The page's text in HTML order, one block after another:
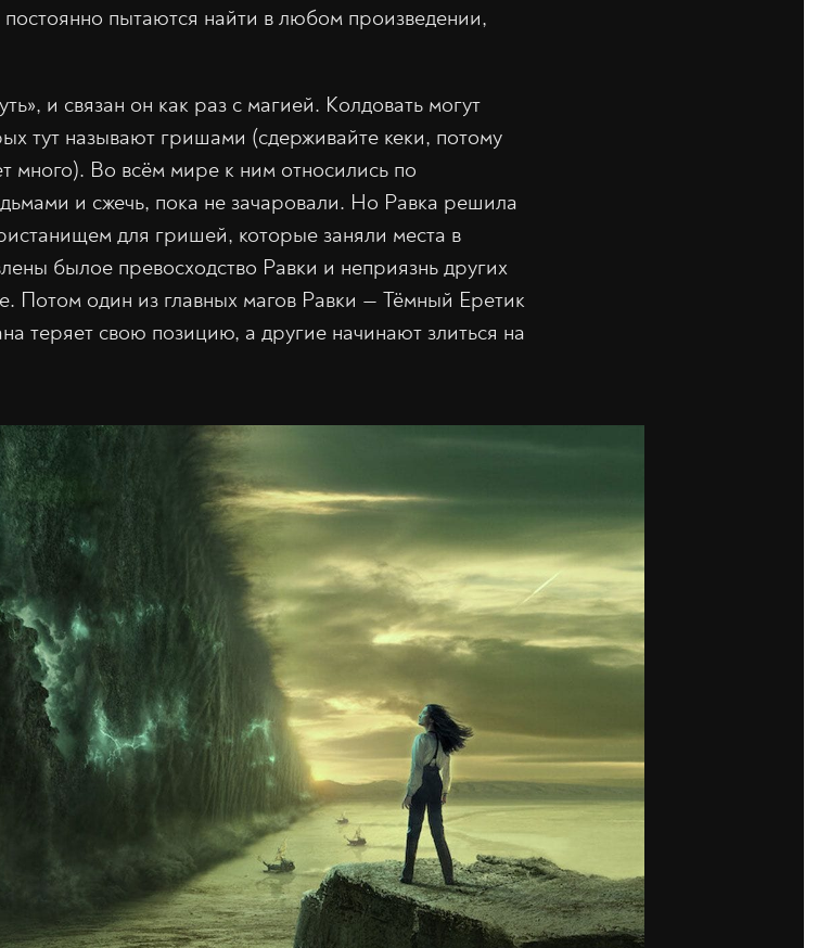
пытаются найти в любом произведении,
и связан он как раз с магией. Колдовать могут
тут называют гришами (сдерживайте кеки, потому
много). Во всём мире к ним относились по
и сжечь, пока не зачаровали. Но Равка решила
для гришей, которые заняли места в
былое превосходство Равки и неприязнь других
Потом один из главных магов Равки — Тёмный Еретик
теряет свою позицию, а другие начинают злиться на